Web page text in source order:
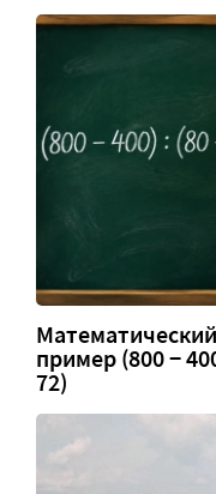
пример (800 −
72)